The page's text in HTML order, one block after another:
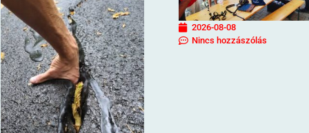
2026-08-08
Nincs hozzászólás